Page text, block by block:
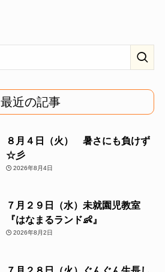
最近の記事
８月４日（火） 暑さにも負けず
☆彡
2026年8月4日
７月２９日（水）未就園児教室
『はなまるランド👶』
2026年8月2日